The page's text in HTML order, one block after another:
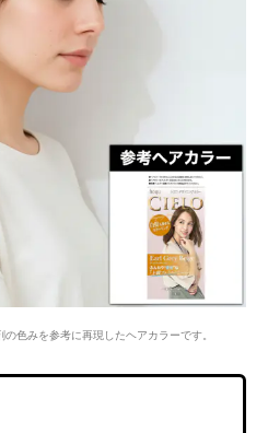
色みを参考に再現したヘアカラーです。